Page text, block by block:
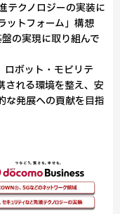
テクノロジーの実装に
トフォーム」構想
の実現に取り組んで
ボット・モビリテ
される環境を整え、安
な発展への貢献を目指